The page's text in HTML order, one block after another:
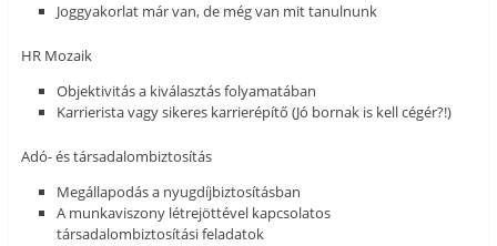
Joggyakorlat már van, de még van mit tanulnunk
HR Mozaik
Objektivitás a kiválasztás folyamatában
Karrierista vagy sikeres karrierépítő (Jó bornak is kell cégér?!)
Adó- és társadalombiztosítás
Megállapodás a nyugdíjbiztosításban
A munkaviszony létrejöttével kapcsolatos
társadalombiztosítási feladatok